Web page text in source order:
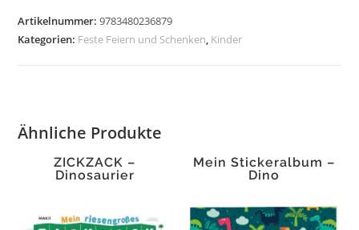
Alles
mutig!
Artikelnummer:9783480236879
Kategorien: Feste Feiern und Schenken, Kinder
Ähnliche Produkte
ZICKZACK –
Dinosaurier
Mein Stickeralbum –
Dino